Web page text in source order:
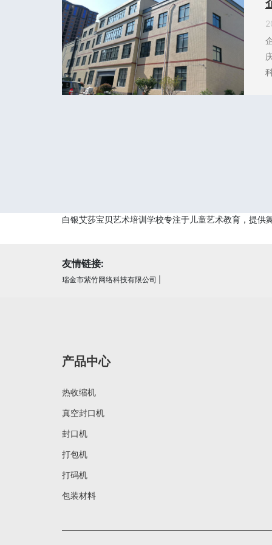
白银艾莎宝贝艺术培训学校专注于儿童艺术教育，提
友情链接:
瑞金市紫竹网络科技有限公司
产品中心
热收缩机
真空封口机
封口机
打包机
打码机
包装材料